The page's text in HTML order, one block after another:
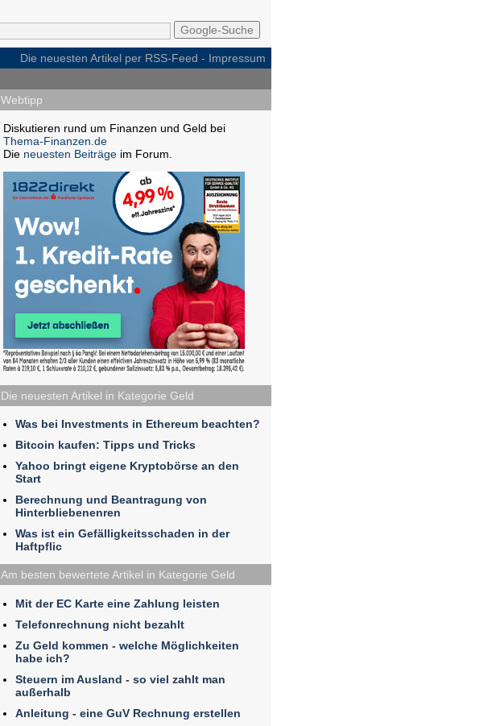
Die neuesten Artikel per RSS-Feed - Impressum
Webtipp
Diskutieren rund um Finanzen und Geld bei
Thema-Finanzen.de
Die neuesten Beiträgeim Forum.
Die neuesten Artikel in Kategorie Geld
Was bei Investments in Ethereum beachten?
Bitcoin kaufen: Tipps und Tricks
Yahoo bringt eigene Kryptobörse an den
Start
Berechnung und Beantragung von
Hinterbliebenenren
Was ist ein Gefälligkeitsschaden in der
Haftpflic
Am besten bewertete Artikel in Kategorie Geld
Mit der EC Karte eine Zahlung leisten
Telefonrechnung nicht bezahlt
Zu Geld kommen - welche Möglichkeiten
habe ich?
Steuern im Ausland - so viel zahlt man
außerhalb
Anleitung - eine GuV Rechnung erstellen